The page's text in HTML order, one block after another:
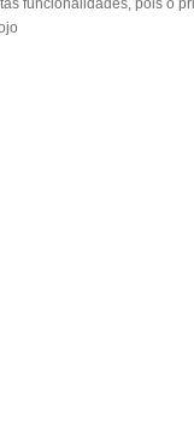
funcionalidades, pois o